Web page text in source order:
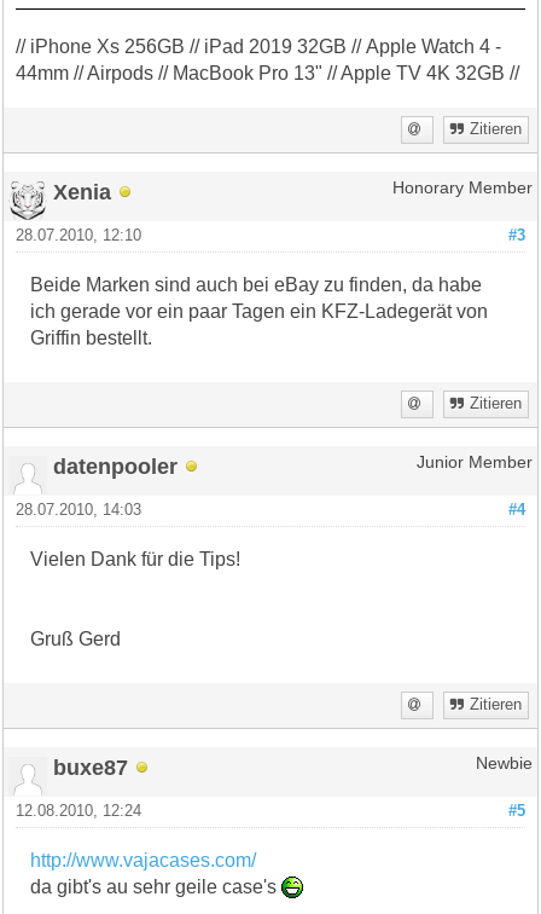
// iPhone Xs 256GB // iPad 2019 32GB // Apple Watch 4 -
44mm // Airpods // MacBook Pro 13" // Apple TV 4K 32GB //
Zitieren
Xenia Honorary Member
#3
28.07.2010, 12:10
Beide Marken sind auch bei eBay zu finden, da habe
ich gerade vor ein paar Tagen ein KFZ-Ladegerät von
Griffin bestellt.
Zitieren
datenpooler Junior Member
#4
28.07.2010, 14:03
Vielen Dank für die Tips!
Gruß Gerd
Zitieren
buxe87 Newbie
#5
12.08.2010, 12:24
http://www.vajacases.com/
da gibt's au sehr geile case's